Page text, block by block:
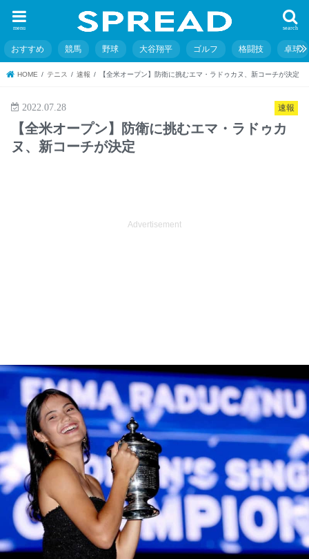
search
menu
おすすめ 競馬 野球 大谷翔平 ゴルフ 格闘技 卓球
HOME テニス 速報 【全米オープン】防衛に挑むエマ・ラドゥカヌ、新コーチが決定
速報
2022.07.28
【全米オープン】防衛に挑むエマ・ラドゥカ
ヌ、新コーチが決定
Advertisement